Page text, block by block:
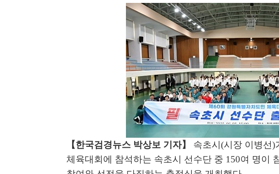
【한국검경뉴스 박상보 기자】 속초시 (시장 이병선)
체육대회에 참석하는 속초시 선수단 중 150여 명이